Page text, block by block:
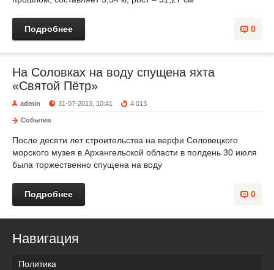
0
Подробнее
На Соловках на воду спущена яхта
«Святой Пётр»
admin 31-07-2013, 10:41 4 013
События
После десяти лет строительства на верфи Соловецкого
морского музея в Архангельской области в полдень 30 июля
была торжественно спущена на воду
0
Подробнее
Навигация
Политика